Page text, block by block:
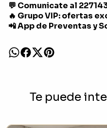
💬 Comunicate al
🔥 Grupo VIP: ofertas
📲 App de Preventas y
Te puede